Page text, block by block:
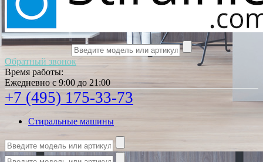
Обратный звонок
Время работы:
Ежедневно с 9:00 до 21:00
+7 (495) 175-33-73
Стиральные машины